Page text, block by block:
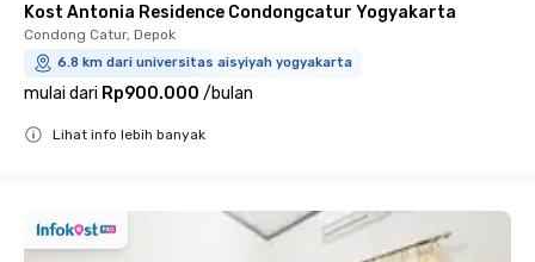
Kost Antonia Residence Condongcatur Yogyakarta
Condong Catur, Depok
6.8 km dari universitas aisyiyah yogyakarta
mulai dari Rp900.000 /bulan
Lihat info lebih banyak